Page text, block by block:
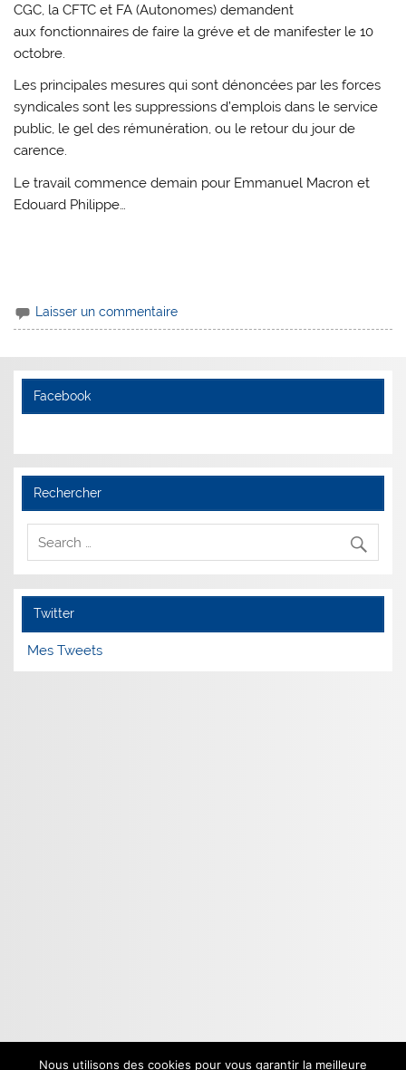
CGC, la CFTC et FA (Autonomes) demandent
aux fonctionnaires de faire la gréve et de manifester le 10
octobre.
Les principales mesures qui sont dénoncées par les forces
syndicales sont les suppressions d’emplois dans le service
public, le gel des rémunération, ou le retour du jour de
carence.
Le travail commence demain pour Emmanuel Macron et
Edouard Philippe…
Laisser un commentaire
Facebook
Rechercher
Twitter
Mes Tweets
Nous utilisons des cookies pour vous garantir la meilleure